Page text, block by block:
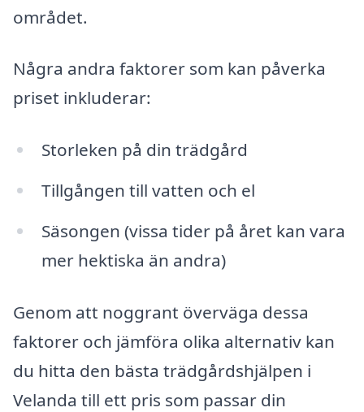
området.
Några andra faktorer som kan påverka
priset inkluderar:
Storleken på din trädgård
Tillgången till vatten och el
Säsongen (vissa tider på året kan vara
mer hektiska än andra)
Genom att noggrant överväga dessa
faktorer och jämföra olika alternativ kan
du hitta den bästa trädgårdshjälpen i
Velanda till ett pris som passar din